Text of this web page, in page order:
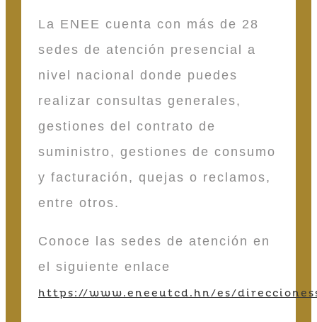
La ENEE cuenta con más de 28
sedes de atención presencial a
nivel nacional donde puedes
realizar consultas generales,
gestiones del contrato de
suministro, gestiones de consumo
y facturación, quejas o reclamos,
entre otros.
Conoce las sedes de atención en
el siguiente enlace
https://www.eneeutcd.hn/es/